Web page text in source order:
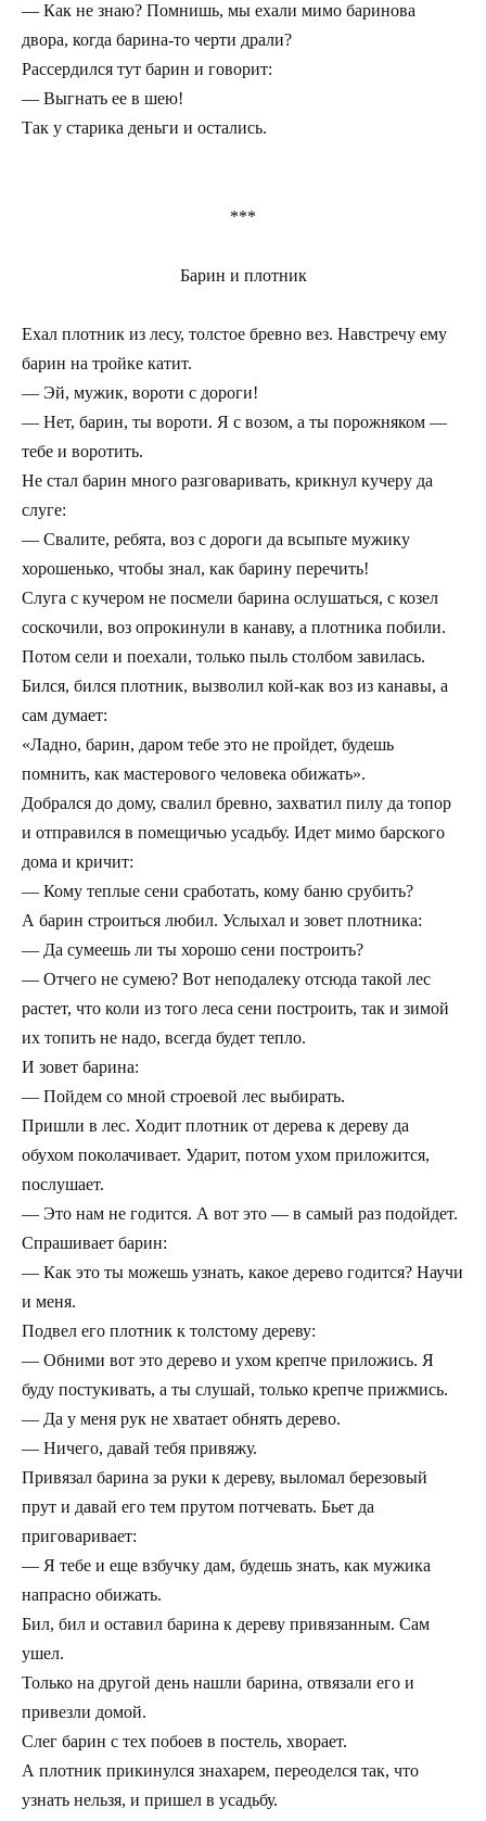
— Как не знаю? Помнишь, мы ехали мимо баринова
двора, когда барина-то черти драли?
Рассердился тут барин и говорит:
— Выгнать ее в шею!
Так у старика деньги и остались.
***
Барин и плотник
Ехал плотник из лесу, толстое бревно вез. Навстречу ему
барин на тройке катит.
— Эй, мужик, вороти с дороги!
— Нет, барин, ты вороти. Я с возом, а ты порожняком —
тебе и воротить.
Не стал барин много разговаривать, крикнул кучеру да
слуге:
— Свалите, ребята, воз с дороги да всыпьте мужику
хорошенько, чтобы знал, как барину перечить!
Слуга с кучером не посмели барина ослушаться, с козел
соскочили, воз опрокинули в канаву, а плотника побили.
Потом сели и поехали, только пыль столбом завилась.
Бился, бился плотник, вызволил кой-как воз из канавы, а
сам думает:
«Ладно, барин, даром тебе это не пройдет, будешь
помнить, как мастерового человека обижать».
Добрался до дому, свалил бревно, захватил пилу да топор
и отправился в помещичью усадьбу. Идет мимо барского
дома и кричит:
— Кому теплые сени сработать, кому баню срубить?
А барин строиться любил. Услыхал и зовет плотника:
— Да сумеешь ли ты хорошо сени построить?
— Отчего не сумею? Вот неподалеку отсюда такой лес
растет, что коли из того леса сени построить, так и зимой
их топить не надо, всегда будет тепло.
И зовет барина:
— Пойдем со мной строевой лес выбирать.
Пришли в лес. Ходит плотник от дерева к дереву да
обухом поколачивает. Ударит, потом ухом приложится,
послушает.
— Это нам не годится. А вот это — в самый раз подойдет.
Спрашивает барин:
— Как это ты можешь узнать, какое дерево годится? Научи
и меня.
Подвел его плотник к толстому дереву:
— Обними вот это дерево и ухом крепче приложись. Я
буду постукивать, а ты слушай, только крепче прижмись.
— Да у меня рук не хватает обнять дерево.
— Ничего, давай тебя привяжу.
Привязал барина за руки к дереву, выломал березовый
прут и давай его тем прутом потчевать. Бьет да
приговаривает:
— Я тебе и еще взбучку дам, будешь знать, как мужика
напрасно обижать.
Бил, бил и оставил барина к дереву привязанным. Сам
ушел.
Только на другой день нашли барина, отвязали его и
привезли домой.
Слег барин с тех побоев в постель, хворает.
А плотник прикинулся знахарем, переоделся так, что
узнать нельзя, и пришел в усадьбу.